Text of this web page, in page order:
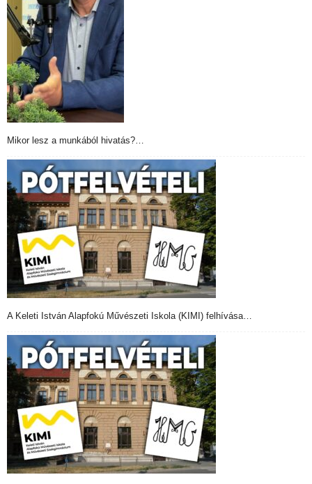
Mikor lesz a munkából hivatás?…
A Keleti István Alapfokú Művészeti Iskola (KIMI) felhívása…